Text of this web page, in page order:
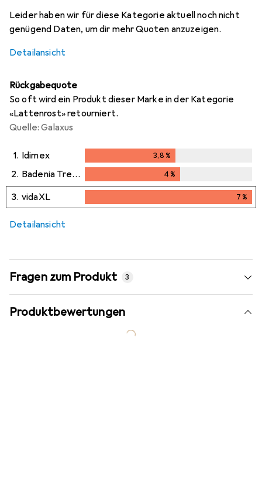
Leider haben wir für diese Kategorie aktuell noch nicht
genügend Daten, um dir mehr Quoten anzuzeigen.
Detailansicht
Rückgabequote
So oft wird ein Produkt dieser Marke in der Kategorie
«Lattenrost» retourniert.
Quelle: Galaxus
1. Idimex 3,8%
2. Badenia Trendline 4%
3. vidaXL 7%
7%
Detailansicht
Fragen zum Produkt 3
Produktbewertungen